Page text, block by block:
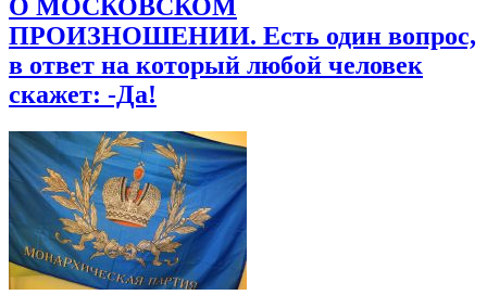
О МОСКОВСКОМ
ПРОИЗНОШЕНИИ. Есть один вопрос,
в ответ на который любой человек
скажет: -Да!